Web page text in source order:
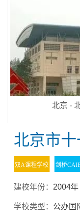
北京 -
北京市
双A课程学校 剑桥
建校年份： 2004年
学校类型： 公办国